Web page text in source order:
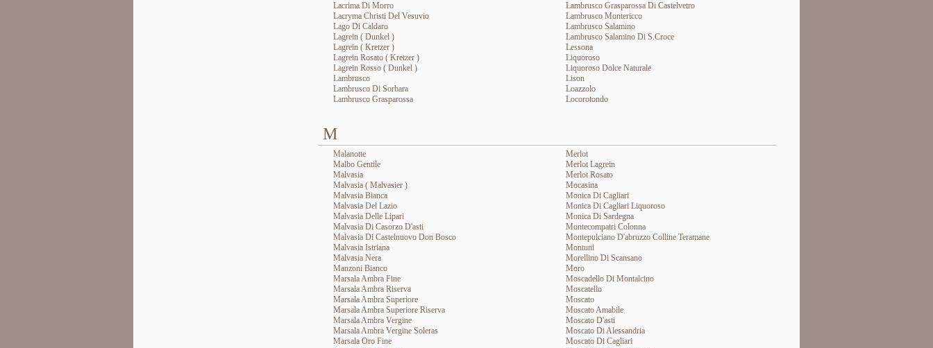
Lacrima Di Morro
Lacryma Christi Del Vesuvio
Lago Di Caldaro
Lagrein ( Dunkel )
Lagrein ( Kretzer )
Lagrein Rosato ( Kretzer )
Lagrein Rosso ( Dunkel )
Lambrusco
Lambrusco Di Sorbara
Lambrusco Grasparossa
Lambrusco Grasparossa Di Castelvetro
Lambrusco Montericco
Lambrusco Salamino
Lambrusco Salamino Di S.croce
Lessona
Liquoroso
Liquoroso Dolce Naturale
Lison
Loazzolo
Locorotondo
M
Malanotte
Malbo Gentile
Malvasia
Malvasia ( Malvasier )
Malvasia Bianca
Malvasia Del Lazio
Malvasia Delle Lipari
Malvasia Di Casorzo D'asti
Malvasia Di Castelnuovo Don Bosco
Malvasia Istriana
Malvasia Nera
Manzoni Bianco
Marsala Ambra Fine
Marsala Ambra Riserva
Marsala Ambra Superiore
Marsala Ambra Superiore Riserva
Marsala Ambra Vergine
Marsala Ambra Vergine Soleras
Marsala Oro Fine
Merlot
Merlot Lagrein
Merlot Rosato
Mocasina
Monica Di Cagliari
Monica Di Cagliari Liquoroso
Monica Di Sardegna
Montecompatri Colonna
Montepulciano D'abruzzo Colline Teramane
Montuni
Morellino Di Scansano
Moro
Moscadello Di Montalcino
Moscatello
Moscato
Moscato Amabile
Moscato D'asti
Moscato Di Alessandria
Moscato Di Cagliari